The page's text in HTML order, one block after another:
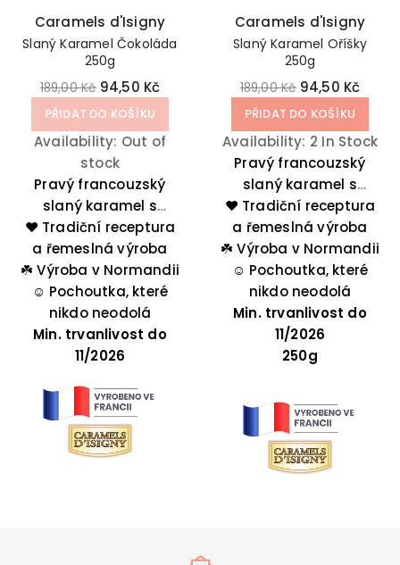
Caramels d'Isigny
Slaný Karamel Čokoláda
250g
189,00 Kč 94,50 Kč
PŘIDAT DO KOŠÍKU
Availability: Out of
stock
Pravý francouzský
slaný karamel s
čokoládou je
pochoutka, po které se
budete olizovat. Jak si
ji vychutnáte je pouze
na vás!
❤️ Tradiční receptura
a řemeslná výroba
☘️ Výroba v Normandii
☺️ Pochoutka, které
nikdo neodolá
Min. trvanlivost do
11/2026
Caramels d'Isigny
Slaný Karamel Oříšky
250g
189,00 Kč 94,50 Kč
PŘIDAT DO KOŠÍKU
Availability: 2 In Stock
Pravý francouzský
slaný karamel s
oříškovou příchutí –
jemná kombinace
sladkosti a slanosti,
která vás okouzlí svou
autentickou chutí z
Normandie.
❤️ Tradiční receptura
a řemeslná výroba
☘️ Výroba v Normandii
☺️ Pochoutka, které
nikdo neodolá
Min. trvanlivost do
11/2026
250g